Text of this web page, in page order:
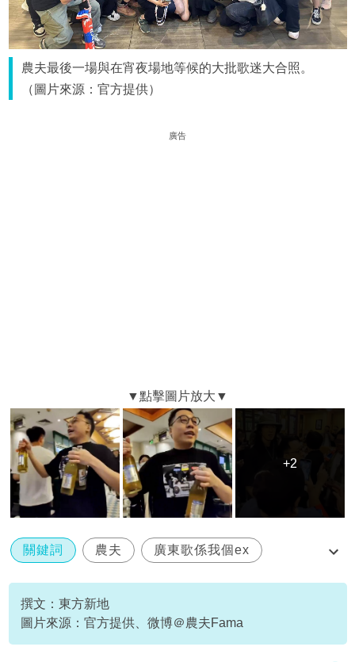
農夫最後一場與在宵夜場地等候的大批歌迷大合照。
（圖片來源：官方提供）
廣告
+2
+2
關鍵詞 農夫 廣東歌係我個ex
農夫散文集
巡演
撰文：東方新地
圖片來源：官方提供、微博＠農夫Fama